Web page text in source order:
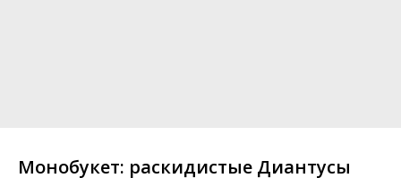
Монобукет: раскидистые Диантусы